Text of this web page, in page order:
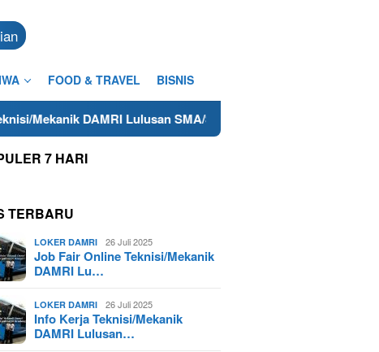
FOOD & TRAVEL BISNIS
Lulusan SMA/SMK Terdekat di Cilacap Tahun 2025
7 HARI
TERBARU
LOKER DAMRI 26 Juli 2025
Job Fair Online Teknisi/Mekanik
DAMRI Lu…
LOKER DAMRI 26 Juli 2025
Info Kerja Teknisi/Mekanik
DAMRI Lulusan…